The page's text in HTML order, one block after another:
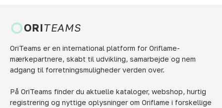
ORITEAMS
OriTeams er en international platform for Oriflame-
mærkepartnere, skabt til udvikling, samarbejde og nem
adgang til forretningsmuligheder verden over.
På OriTeams finder du aktuelle kataloger, webshop, hurtig
registrering og nyttige oplysninger om Oriflame i forskellige